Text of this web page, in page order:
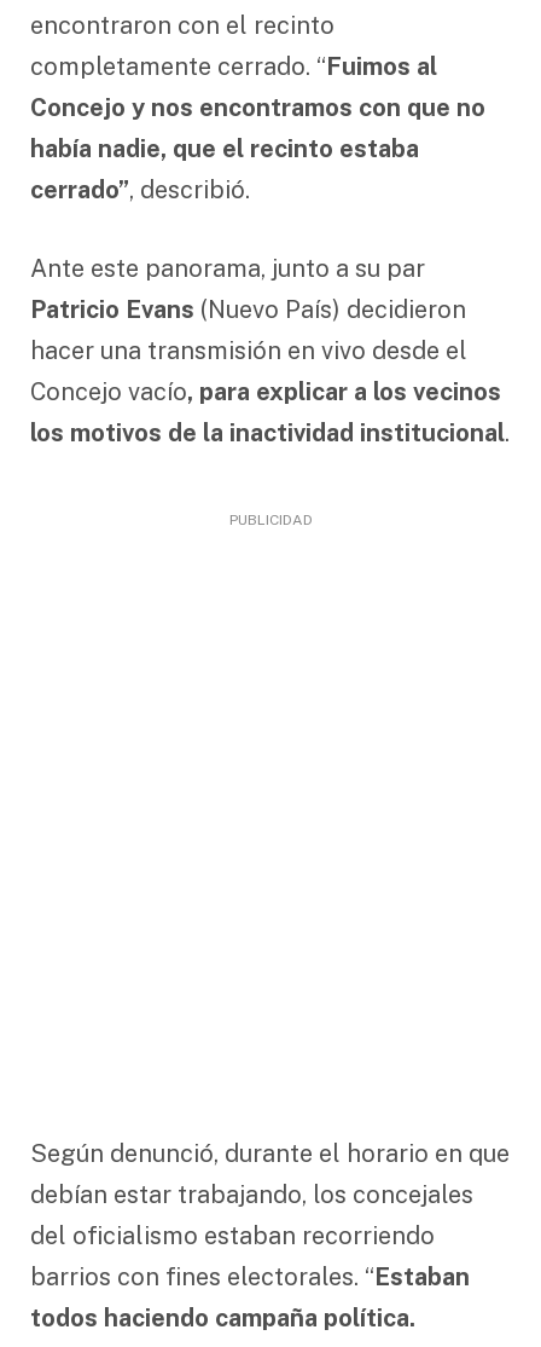
encontraron con el recinto
completamente cerrado. “Fuimos al
Concejo y nos encontramos con que no
había nadie, que el recinto estaba
cerrado”, describió.
Ante este panorama, junto a su par
Patricio Evans (Nuevo País) decidieron
hacer una transmisión en vivo desde el
Concejo vacío, para explicar a los vecinos
los motivos de la inactividad institucional.
PUBLICIDAD
Según denunció, durante el horario en que
debían estar trabajando, los concejales
del oficialismo estaban recorriendo
barrios con fines electorales. “Estaban
todos haciendo campaña política.